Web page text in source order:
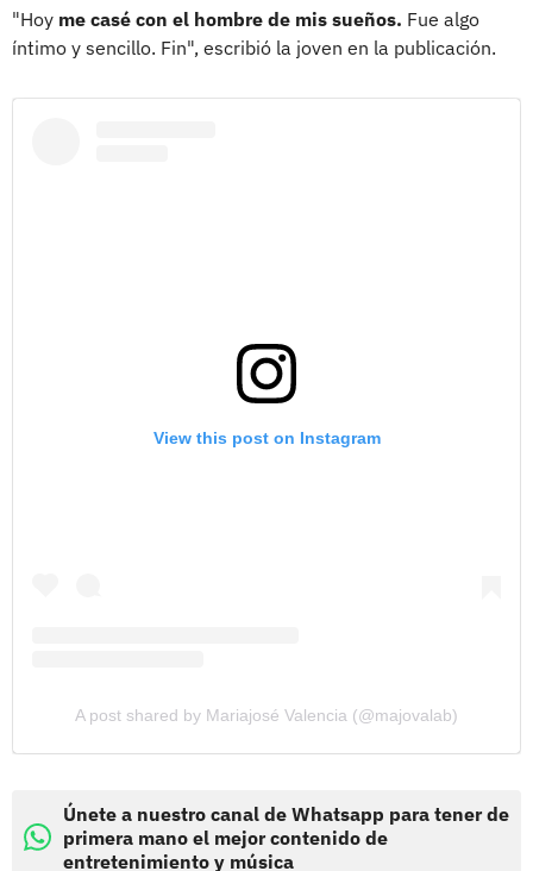
"Hoy me casé con el hombre de mis sueños. Fue algo
íntimo y sencillo. Fin", escribió la joven en la publicación.
View this post on Instagram
A post shared by Mariajosé Valencia (@majovalab)
Únete a nuestro canal de Whatsapp para tener de
primera mano el mejor contenido de
entretenimiento y música